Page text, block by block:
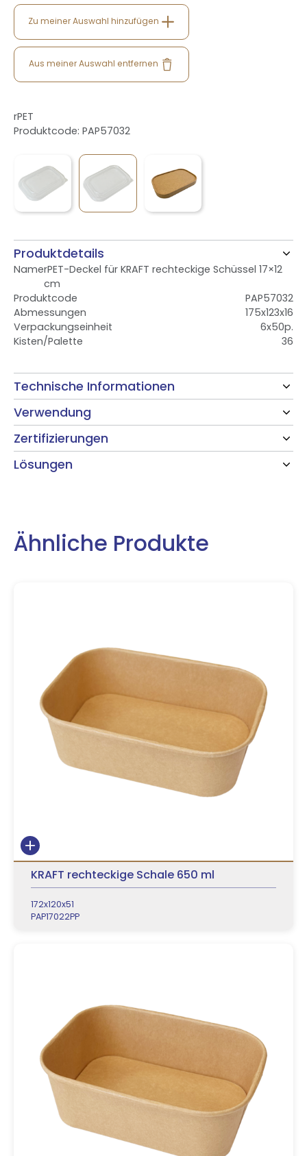
Zu meiner Auswahl hinzufügen
Aus meiner Auswahl entfernen
rPET
Produktcode: PAP57032
Produktdetails
NamerPET-Deckel für KRAFT rechteckige Schüssel 17×12
cm
Produktcode
PAP57032
Abmessungen
175x123x16
Verpackungseinheit
6x50p.
Kisten/Palette
36
Technische Informationen
Verwendung
Zertifizierungen
Lösungen
Ähnliche Produkte
KRAFT rechteckige Schale 650 ml
172x120x51
PAP17022PP